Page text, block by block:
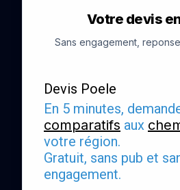
Votre devis
Sans engagement,
Devis Poele
En 5 minutes,
comparatifs aux
votre région.
Gratuit, sans pub et
engagement.